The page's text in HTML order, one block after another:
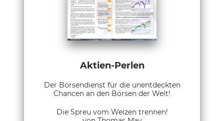
Aktien-Perlen
Der Börsendienst für die unentdeckten
Chancen an den Börsen der Welt!
Die Spreu vom Weizen trennen!